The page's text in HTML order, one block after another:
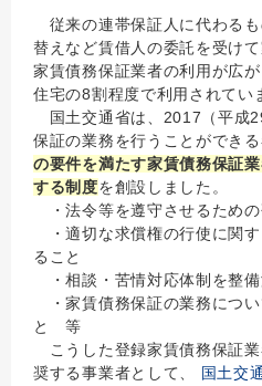
従来の連帯保証人に代わる
替えなど賃借人の委託を受け
家賃債務保証業者の利用が広
住宅の8割程度で利用されてい
国土交通省は、2017（平成
保証の業務を行うことができ
の要件を満たす家賃債務保証
する制度を創設しました。
・法令等を遵守させるため
・適切な求償権の行使に関
ること
・相談・苦情対応体制を整備
・家賃債務保証の業務につ
と 等
こうした登録家賃債務保証
奨する事業者として、 国土交